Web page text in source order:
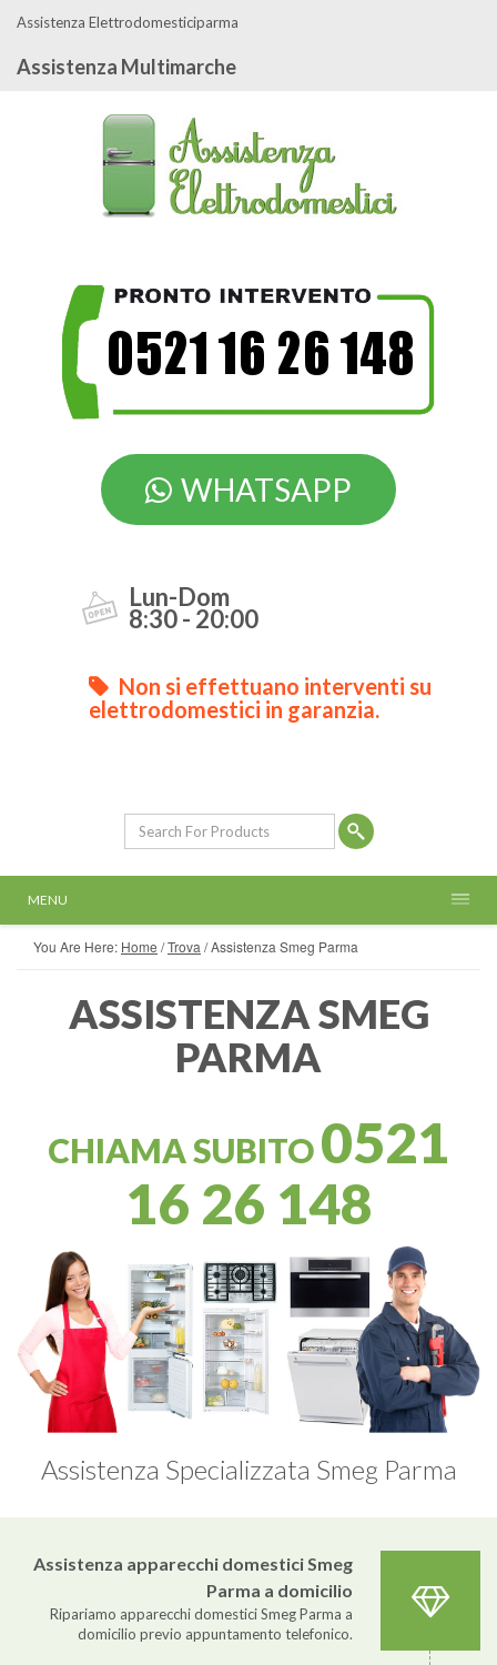
Assistenza Elettrodomesticiparma
Assistenza Multimarche
WHATSAPP
Lun-Dom
8:30 - 20:00
Non si effettuano interventi su
elettrodomestici in garanzia.
MENU
You Are Here: Home /Trova /Assistenza Smeg Parma
ASSISTENZA SMEG
PARMA
CHIAMA SUBITO0521
16 26 148
Assistenza Specializzata Smeg Parma
Assistenza apparecchi domestici Smeg
Parma a domicilio
Ripariamo apparecchi domestici Smeg Parma a
domicilio previo appuntamento telefonico.